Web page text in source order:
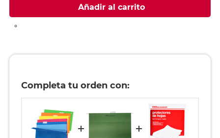
Añadir al carrito
Completa tu orden con: